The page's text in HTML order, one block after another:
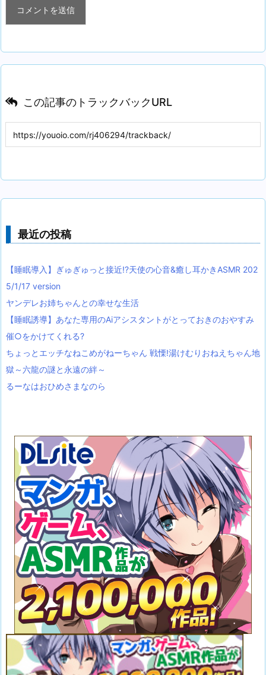
この記事のトラックバックURL
最近の投稿
【睡眠導入】ぎゅぎゅっと接近!?天使の心音&癒し耳かきASMR 202
5/1/17 version
ヤンデレお姉ちゃんとの幸せな生活
【睡眠誘導】あなた専用のAiアシスタントがとっておきのおやすみ
催○をかけてくれる?
ちょっとエッチなねこめがねーちゃん 戦慄!湯けむりおねえちゃん地
獄～六龍の謎と永遠の絆～
るーなはおひめさまなのら